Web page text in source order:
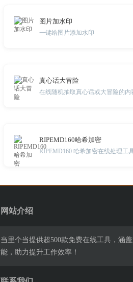
图片加水印
一键给图片添加水印
真心话大冒险
在线随机抽取真心话或大冒险的内
RIPEMD160哈希加密
RIPEMD160 哈希加密在线处理工
网站介绍
当里个当提供超500款免费在线工具，涵
能，助力提升工作效率！